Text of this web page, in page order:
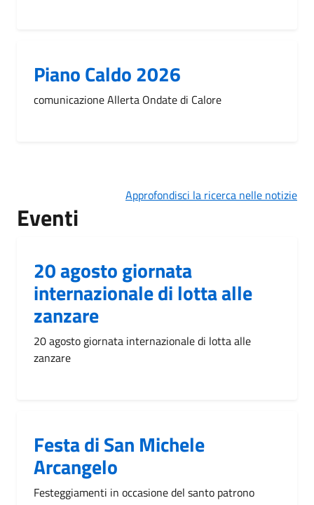
Piano Caldo 2026
comunicazione Allerta Ondate di Calore
Approfondisci la ricerca nelle notizie
Eventi
20 agosto giornata
internazionale di lotta alle
zanzare
20 agosto giornata internazionale di lotta alle
zanzare
Festa di San Michele
Arcangelo
Festeggiamenti in occasione del santo patrono